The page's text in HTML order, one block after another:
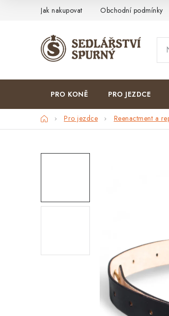
Jak nakupovat Obchodní podmínky
PRO KONĚ PRO JEZDCE
DomůPro jezdce Reenactment a